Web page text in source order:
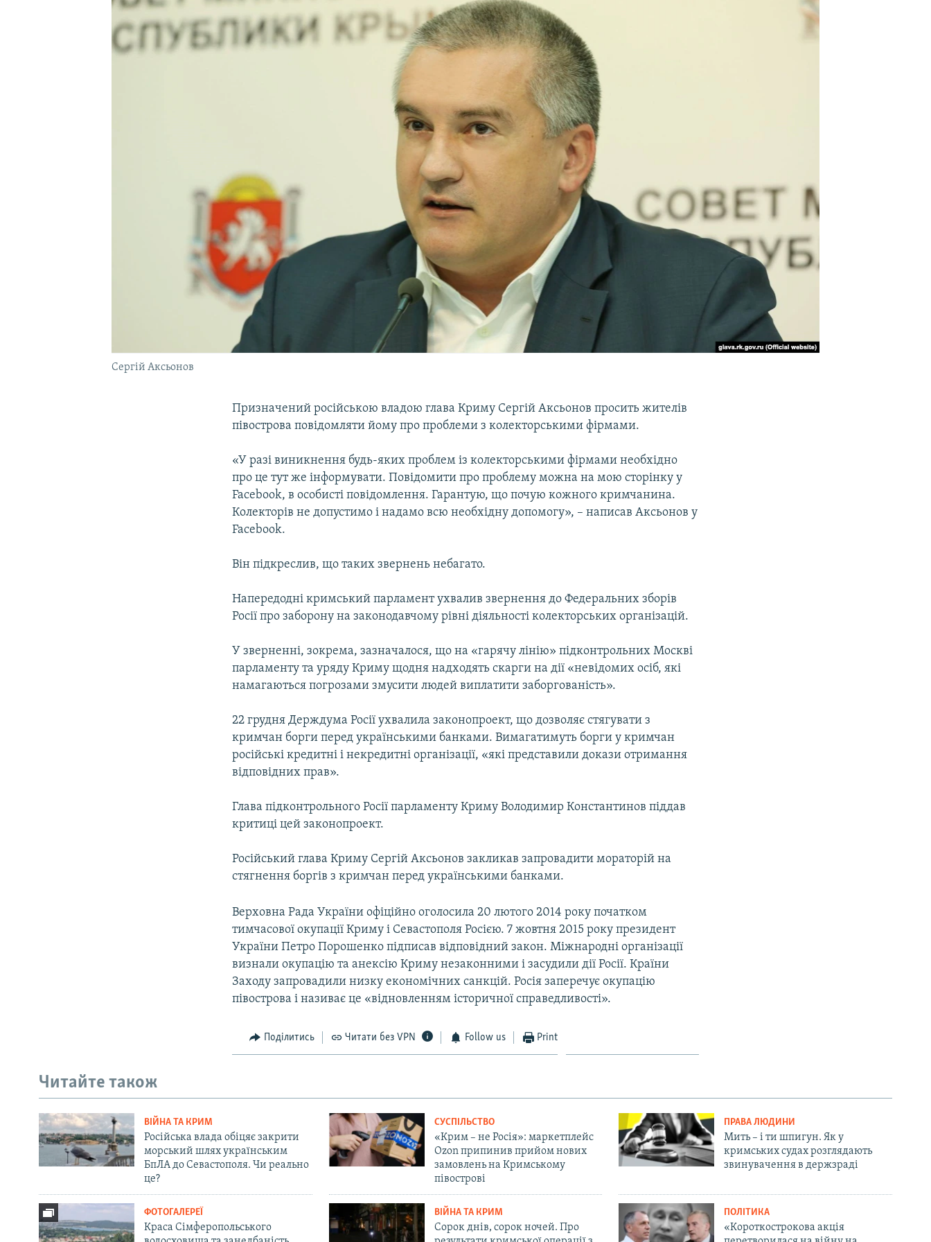
УКРАЇНСЬКА ПРОБЛЕМА КРИМУ
Сергій Аксьонов
Призначений російською владою глава Криму Сергій Аксьонов просить жителів
півострова повідомляти йому про проблеми з колекторськими фірмами.
«У разі виникнення будь-яких проблем із колекторськими фірмами необхідно
про це тут же інформувати. Повідомити про проблему можна на мою сторінку у
Facebook, в особисті повідомлення. Гарантую, що почую кожного кримчанина.
Колекторів не допустимо і надамо всю необхідну допомогу», – написав Аксьонов у
Facebook.
Він підкреслив, що таких звернень небагато.
Напередодні кримський парламент ухвалив звернення до Федеральних зборів
Росії про заборону на законодавчому рівні діяльності колекторських організацій.
У зверненні, зокрема, зазначалося, що на «гарячу лінію» підконтрольних Москві
парламенту та уряду Криму щодня надходять скарги на дії «невідомих осіб, які
намагаються погрозами змусити людей виплатити заборгованість».
22 грудня Держдума Росії ухвалила законопроект, що дозволяє стягувати з
кримчан борги перед українськими банками. Вимагатимуть борги у кримчан
російські кредитні і некредитні організації, «які представили докази отримання
відповідних прав».
Глава підконтрольного Росії парламенту Криму Володимир Константинов піддав
критиці цей законопроект.
Російський глава Криму Сергій Аксьонов закликав запровадити мораторій на
стягнення боргів з кримчан перед українськими банками.
Верховна Рада України офіційно оголосила 20 лютого 2014 року початком
тимчасової окупації Криму і Севастополя Росією. 7 жовтня 2015 року президент
України Петро Порошенко підписав відповідний закон. Міжнародні організації
визнали окупацію та анексію Криму незаконними і засудили дії Росії. Країни
Заходу запровадили низку економічних санкцій. Росія заперечує окупацію
півострова і називає це «відновленням історичної справедливості».
Поділитись Читати без VPN Follow us Print
Читайте також
ВІЙНА ТА КРИМ
Російська влада обіцяє закрити
морський шлях українським
БпЛА до Севастополя. Чи реально
це?
СУСПІЛЬСТВО
«Крим – не Росія»: маркетплейс
Ozon припинив прийом нових
замовлень на Кримському
півострові
ПРАВА ЛЮДИНИ
Мить – і ти шпигун. Як у
кримських судах розглядають
звинувачення в держзраді
ФОТОГАЛЕРЕЇ
Краса Сімферопольського
ВІЙНА ТА КРИМ
Сорок днів, сорок ночей. Про
ПОЛІТИКА
«Короткострокова акція